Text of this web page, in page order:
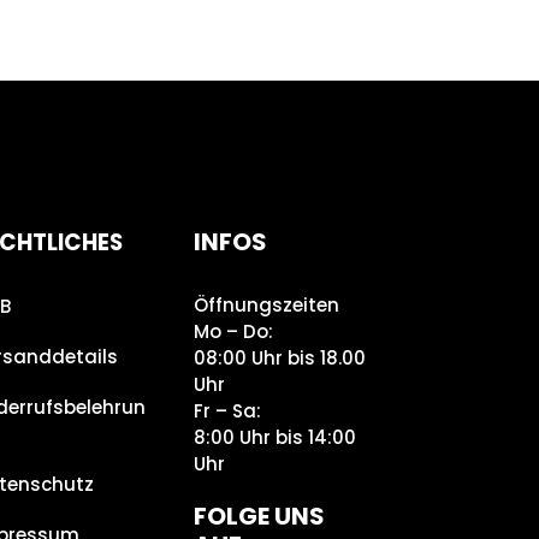
INFOS
Öffnungszeiten
Mo – Do:
08:00 Uhr bis 18.00
Uhr
Fr – Sa:
8:00 Uhr bis 14:00
Uhr
FOLGE UNS